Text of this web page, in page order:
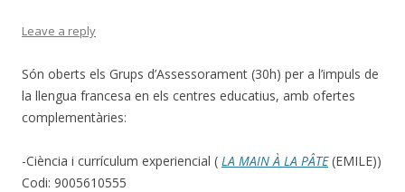
Leave a reply
Són oberts els Grups d’Assessorament (30h) per a l’impuls de
la llengua francesa en els centres educatius, amb ofertes
complementàries:
-Ciència i currículum experiencial ( LA MAIN À LA PÂTE(EMILE))
Codi: 9005610555